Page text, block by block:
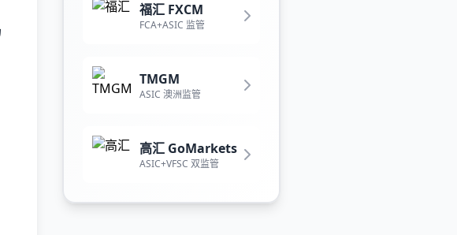
福汇 FXCM
FCA+ASIC 监管
TMGM
ASIC 澳洲监管
高汇 GoMarkets
ASIC+VFSC 双监管